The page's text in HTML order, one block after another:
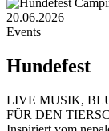
20.06.2026
Events
Hundefest
LIVE MUSIK,
FÜR DEN